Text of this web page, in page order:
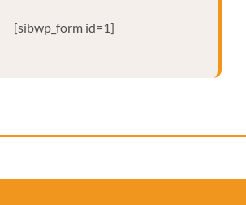
[sibwp_form id=1]